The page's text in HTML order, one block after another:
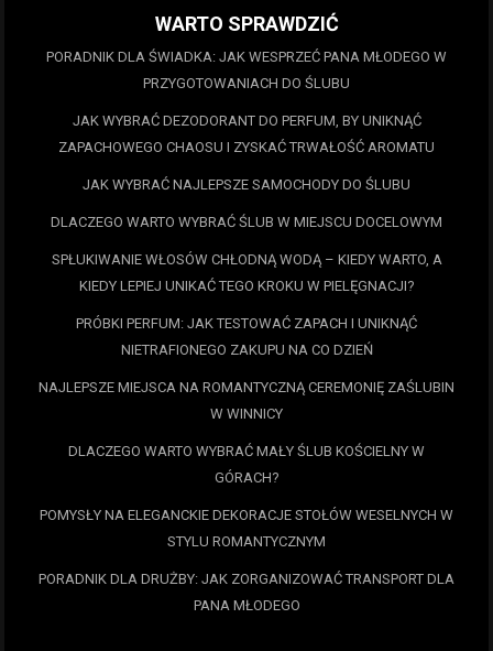
WARTO SPRAWDZIĆ
PORADNIK DLA ŚWIADKA: JAK WESPRZEĆ PANA MŁODEGO W
PRZYGOTOWANIACH DO ŚLUBU
JAK WYBRAĆ DEZODORANT DO PERFUM, BY UNIKNĄĆ
ZAPACHOWEGO CHAOSU I ZYSKAĆ TRWAŁOŚĆ AROMATU
JAK WYBRAĆ NAJLEPSZE SAMOCHODY DO ŚLUBU
DLACZEGO WARTO WYBRAĆ ŚLUB W MIEJSCU DOCELOWYM
SPŁUKIWANIE WŁOSÓW CHŁODNĄ WODĄ – KIEDY WARTO, A
KIEDY LEPIEJ UNIKAĆ TEGO KROKU W PIELĘGNACJI?
PRÓBKI PERFUM: JAK TESTOWAĆ ZAPACH I UNIKNĄĆ
NIETRAFIONEGO ZAKUPU NA CO DZIEŃ
NAJLEPSZE MIEJSCA NA ROMANTYCZNĄ CEREMONIĘ ZAŚLUBIN
W WINNICY
DLACZEGO WARTO WYBRAĆ MAŁY ŚLUB KOŚCIELNY W
GÓRACH?
POMYSŁY NA ELEGANCKIE DEKORACJE STOŁÓW WESELNYCH W
STYLU ROMANTYCZNYM
PORADNIK DLA DRUŻBY: JAK ZORGANIZOWAĆ TRANSPORT DLA
PANA MŁODEGO